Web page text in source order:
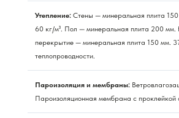
Утепление: Стены — минеральная плита 150
60 кг/м³. Пол — минеральная плита 200
перекрытие — минеральная плита 150 мм.
теплопроводности.
Пароизоляция и мембраны:
Пароизоляционная мембрана с проклейкой